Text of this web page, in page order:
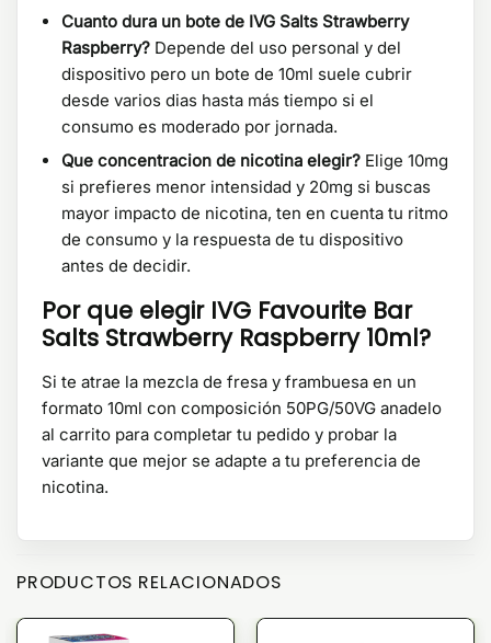
Cuanto dura un bote de IVG Salts Strawberry
Raspberry? Depende del uso personal y del
dispositivo pero un bote de 10ml suele cubrir
desde varios dias hasta más tiempo si el
consumo es moderado por jornada.
Que concentracion de nicotina elegir? Elige 10mg
si prefieres menor intensidad y 20mg si buscas
mayor impacto de nicotina, ten en cuenta tu ritmo
de consumo y la respuesta de tu dispositivo
antes de decidir.
Por que elegir IVG Favourite Bar
Salts Strawberry Raspberry 10ml?
Si te atrae la mezcla de fresa y frambuesa en un
formato 10ml con composición 50PG/50VG anadelo
al carrito para completar tu pedido y probar la
variante que mejor se adapte a tu preferencia de
nicotina.
PRODUCTOS RELACIONADOS